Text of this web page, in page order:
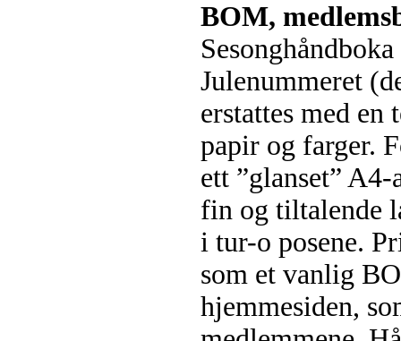
BOM,
Julenummeret
erstattes med
papir og farger.
ett ”glanset”
fin og tiltalende
i tur-o posene.
som et vanlig
hjemmesiden,